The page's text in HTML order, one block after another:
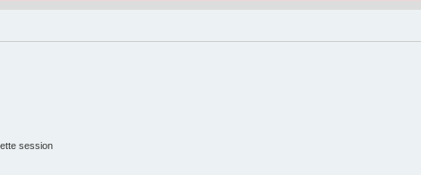
session